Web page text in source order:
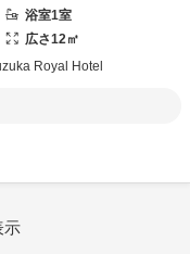
浴室1室
広さ12㎡
Royal Hotel
示